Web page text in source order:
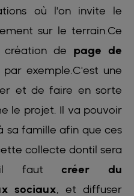
où l'on invite le
sur le terrain.Ce
de page de
par exemple.C'est une
et de faire en sorte
le projet. Il va pouvoir
sa famille afin que ces
collecte dontil sera
il faut créer du
sociaux, et diffuser